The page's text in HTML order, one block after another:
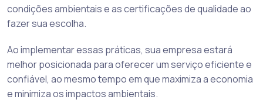
condições ambientais e as certificações de qualidade ao
fazer sua escolha.
Ao implementar essas práticas, sua empresa estará
melhor posicionada para oferecer um serviço eficiente e
confiável, ao mesmo tempo em que maximiza a economia
e minimiza os impactos ambientais.